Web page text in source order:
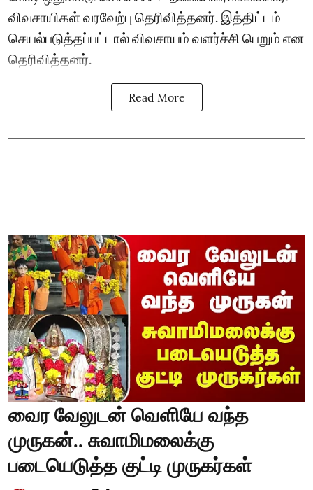
விவசாயிகள் வரவேற்பு தெரிவித்தனர். இத்திட்டம்
செயல்படுத்தப்பட்டால் விவசாயம் வளர்ச்சி பெறும் என
தெரிவித்தனர்.
Read More
வைர வேலுடன் வெளியே வந்த
முருகன்.. சுவாமிமலைக்கு
படையெடுத்த குட்டி முருகர்கள்